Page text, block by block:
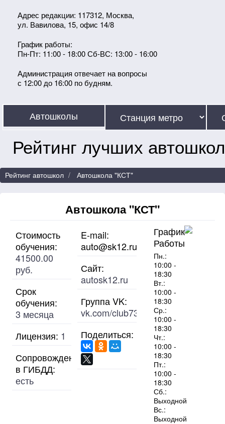
Адрес редакции: 117312, Москва,
ул. Вавилова, 15, офис 14/8
График работы:
Пн-Пт: 11:00 - 18:00 Сб-ВС: 13:00 - 16:00
Администрация отвечает на вопросы
с 12:00 до 16:00 по будням.
Автошколы
Рейтинг лучших
Рейтинг автошкол Автошкола "КСТ"
Автошкола "КСТ"
Стоимость
обучения:
41500.00
руб.
Срок
обучения:
3 месяца
Лицензия: 1
Сопровождение
в ГИБДД:
есть
E-mail:
auto@sk12.ru
Сайт:
autosk12.ru
Группа VK:
vk.com/club73455763
Поделиться:
График
Работы
Пн.:
10:00 -
18:30
Вт.:
10:00 -
18:30
Ср.:
10:00 -
18:30
Чт.:
10:00 -
18:30
Пт.:
10:00 -
18:30
Сб.:
Выходной
Вс.:
Выходной